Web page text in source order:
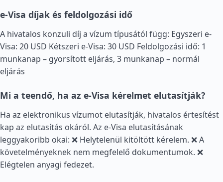
e-Visa díjak és feldolgozási idő
A hivatalos konzuli díj a vízum típusától függ: Egyszeri e-
Visa: 20 USD Kétszeri e-Visa: 30 USD Feldolgozási idő: 1
munkanap – gyorsított eljárás, 3 munkanap – normál
eljárás
Mi a teendő, ha az e-Visa kérelmet elutasítják?
Ha az elektronikus vízumot elutasítják, hivatalos értesítést
kap az elutasítás okáról. Az e-Visa elutasításának
leggyakoribb okai: ❌ Helytelenül kitöltött kérelem. ❌ A
követelményeknek nem megfelelő dokumentumok. ❌
Elégtelen anyagi fedezet.